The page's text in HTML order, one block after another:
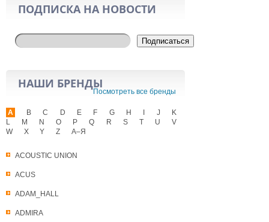
ПОДПИСКА НА НОВОСТИ
Подписаться
НАШИ БРЕНДЫ
Посмотреть все бренды
A
ACOUSTIC UNION
ACUS
ADAM_HALL
ADMIRA
B C D E F G H J
K
L
M N O P Q R S T U
V
W
X Y Z А–Я